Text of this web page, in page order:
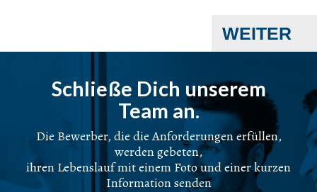
WEITER
Schließe Dich unserem
Team an.
Die Bewerber, die die Anforderungen erfüllen,
werden gebeten,
ihren Lebenslauf mit einem Foto und einer kurzen
Information senden